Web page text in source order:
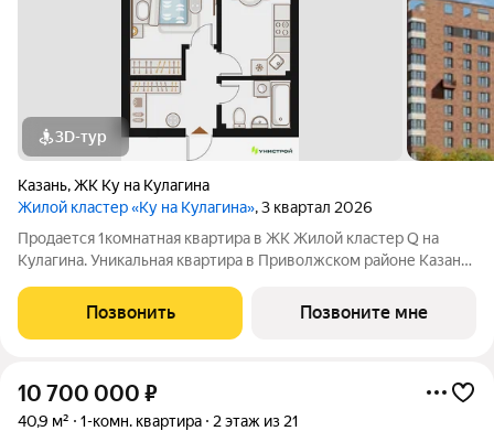
3D-тур
Казань,ЖК Ку на Кулагина
Жилой кластер «Ку на Кулагина», 3 квартал 2026
Продается 1комнатная квартира в ЖК Жилой кластер Q на
Кулагина. Уникальная квартира в Приволжском районе Казани,
Собственный детский сад, школа, дворы-парки с сенсорными
игровыми и
Позвонить Позвоните мне
10 700 000 ₽
40,9 м² 1-комн. квартира 2 этаж из 21